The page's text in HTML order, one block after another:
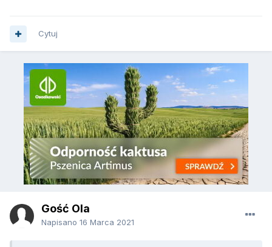
Cytuj
Gość Ola
Napisano 16 Marca 2021